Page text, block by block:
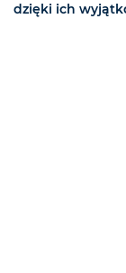
dzięki ich